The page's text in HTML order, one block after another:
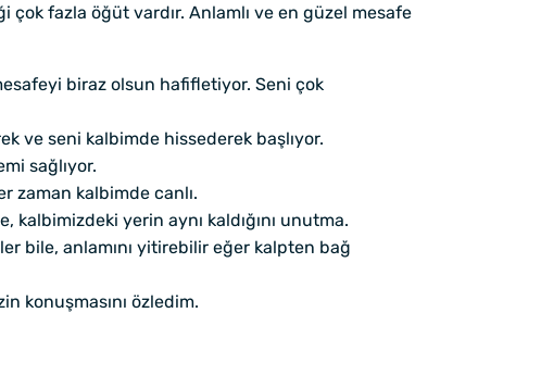
fazla öğüt vardır. Anlamlı ve en güzel mesafe
biraz olsun hafifletiyor. Seni çok
ve seni kalbimde hissederek başlıyor.
sağlıyor.
zaman kalbimde canlı.
yerin aynı kaldığını unutma.
bile, anlamını yitirebilir eğer kalpten bağ
konuşmasını özledim.